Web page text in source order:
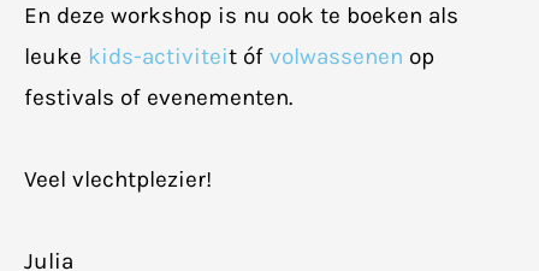
En deze workshop is nu ook te boeken als
leuke kids-activiteit ófvolwassenen op
festivals of evenementen.
Veel vlechtplezier!
Julia